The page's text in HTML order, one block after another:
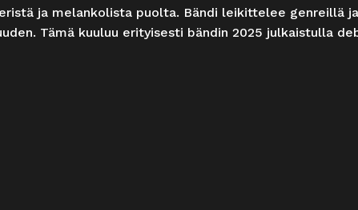
ja melankolista puolta. Bändi leikittelee genreillä
Tämä kuuluu erityisesti bändin 2025 julkaistulla